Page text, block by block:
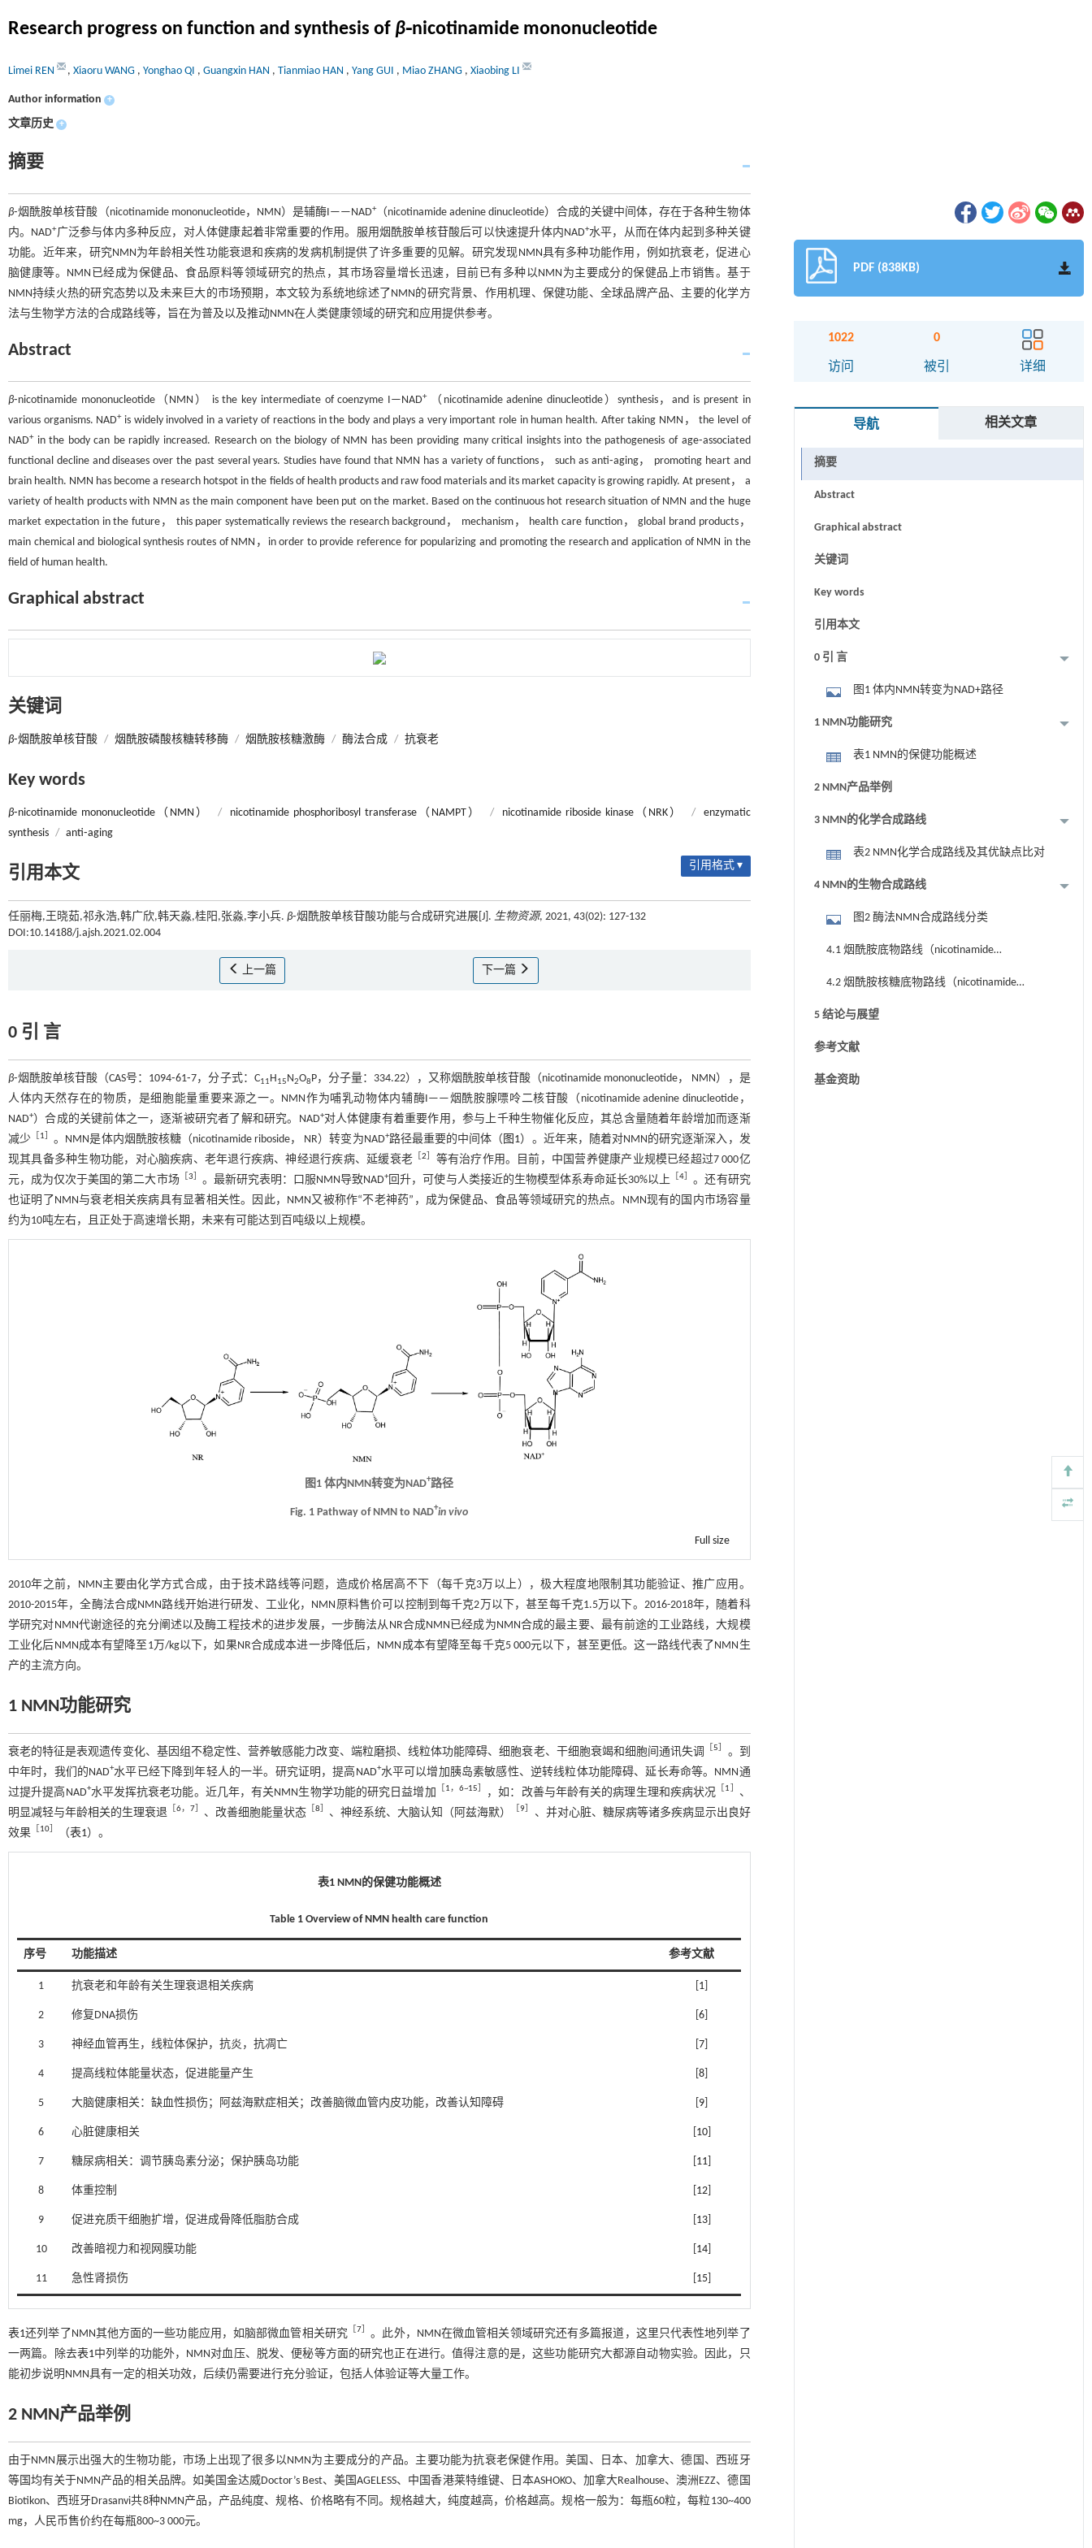
Research progress on function and synthesis of β⁃nicotinamide mononucleotide
Limei REN , Xiaoru WANG , Yonghao QI , Guangxin HAN , Tianmiao HAN , Yang GUI , Miao ZHANG , Xiaobing LI
Author information +
文章历史 +
摘要
β⁃烟酰胺单核苷酸（nicotinamide mononucleotide，NMN）是辅酶I——NAD+（nicotinamide adenine dinucleotide）合成的关键中间体，存在于各种生物体
内。NAD+广泛参与体内多种反应，对人体健康起着非常重要的作用。服用烟酰胺单核苷酸后可以快速提升体内NAD+水平，从而在体内起到多种关键
功能。近年来，研究NMN为年龄相关性功能衰退和疾病的发病机制提供了许多重要的见解。研究发现NMN具有多种功能作用，例如抗衰老，促进心
脑健康等。NMN已经成为保健品、食品原料等领域研究的热点，其市场容量增长迅速，目前已有多种以NMN为主要成分的保健品上市销售。基于
NMN持续火热的研究态势以及未来巨大的市场预期，本文较为系统地综述了NMN的研究背景、作用机理、保健功能、全球品牌产品、主要的化学方
法与生物学方法的合成路线等，旨在为普及以及推动NMN在人类健康领域的研究和应用提供参考。
Abstract
β⁃nicotinamide mononucleotide（NMN） is the key intermediate of coenzyme I—NAD+（nicotinamide adenine dinucleotide）synthesis，and is present in
various organisms. NAD+is widely involved in a variety of reactions in the body and plays a very important role in human health. After taking NMN， the level of
NAD+in the body can be rapidly increased. Research on the biology of NMN has been providing many critical insights into the pathogenesis of age⁃associated
functional decline and diseases over the past several years. Studies have found that NMN has a variety of functions， such as anti⁃aging， promoting heart and
brain health. NMN has become a research hotspot in the fields of health products and raw food materials and its market capacity is growing rapidly. At present， a
variety of health products with NMN as the main component have been put on the market. Based on the continuous hot research situation of NMN and the huge
market expectation in the future， this paper systematically reviews the research background， mechanism， health care function， global brand products，
main chemical and biological synthesis routes of NMN，in order to provide reference for popularizing and promoting the research and application of NMN in the
field of human health.
Graphical abstract
关键词
β⁃烟酰胺单核苷酸 / 烟酰胺磷酸核糖转移酶 / 烟酰胺核糖激酶 / 酶法合成 / 抗衰老
Key words
β⁃nicotinamide mononucleotide（NMN） / nicotinamide phosphoribosyl transferase（NAMPT） / nicotinamide riboside kinase（NRK） /
enzymatic
synthesis / anti⁃aging
引用本文 引用格式 ▾
任丽梅,王晓茹,祁永浩,韩广欣,韩天淼,桂阳,张淼,李小兵. β⁃烟酰胺单核苷酸功能与合成研究进展[J]. 生物资源, 2021, 43(02): 127-132
DOI:10.14188/j.ajsh.2021.02.004
上一篇 下一篇
0 引 言
β⁃烟酰胺单核苷酸（CAS号：1094⁃61⁃7，分子式：C11H15N2O8P，分子量：334.22），又称烟酰胺单核苷酸（nicotinamide mononucleotide， NMN），是
人体内天然存在的物质，是细胞能量重要来源之一。NMN作为哺乳动物体内辅酶I——烟酰胺腺嘌呤二核苷酸（nicotinamide adenine dinucleotide，
NAD+）合成的关键前体之一，逐渐被研究者了解和研究。NAD+对人体健康有着重要作用，参与上千种生物催化反应，其总含量随着年龄增加而逐渐
减少
1 。NMN是体内烟酰胺核糖（nicotinamide riboside， NR）转变为NAD+路径最重要的中间体（ 图1）。近年来，随着对NMN的研究逐渐深入，发
现其具备多种生物功能，对心脑疾病、老年退行疾病、神经退行疾病、延缓衰老［2
等有治疗作用。目前，中国营养健康产业规模已经超过7 000亿
元，成为仅次于美国的第二大市场［ 3 。最新研究表明：口服NMN导致NAD+回升，可使与人类接近的生物模型体系寿命延长30%以上 ［4
。还有研究
也证明了NMN与衰老相关疾病具有显著相关性。因此，NMN又被称作“不老神药”，成为保健品、食品等领域研究的热点。NMN现有的国内市场容量
约为10吨左右，且正处于高速增长期，未来有可能达到百吨级以上规模。
图1 体内NMN转变为NAD+路径
Fig. 1 Pathway of NMN to NAD+in vivo
Full size
2010年之前，NMN主要由化学方式合成，由于技术路线等问题，造成价格居高不下（每千克3万以上），极大程度地限制其功能验证、推广应用。
2010-2015年，全酶法合成NMN路线开始进行研发、工业化，NMN原料售价可以控制到每千克2万以下，甚至每千克1.5万以下。2016-2018年，随着科
学研究对NMN代谢途径的充分阐述以及酶工程技术的进步发展，一步酶法从NR合成NMN已经成为NMN合成的最主要、最有前途的工业路线，大规模
工业化后NMN成本有望降至1万/kg以下，如果NR合成成本进一步降低后，NMN成本有望降至每千克5 000元以下，甚至更低。这一路线代表了NMN生
产的主流方向。
1 NMN功能研究
衰老的特征是表观遗传变化、基因组不稳定性、营养敏感能力改变、端粒磨损、线粒体功能障碍、细胞衰老、干细胞衰竭和细胞间通讯失调 ［5］ 。到
中年时，我们的NAD+水平已经下降到年轻人的一半。研究证明，提高NAD+水平可以增加胰岛素敏感性、逆转线粒体功能障碍、延长寿命等。NMN通
过提升提高NAD+水平发挥抗衰老功能。近几年，有关NMN生物学功能的研究日益增加 ［1， 6~15］ ，如：改善与年龄有关的病理生理和疾病状况 ［1］
、
明显减轻与年龄相关的生理衰退
［6，7］ 、改善细胞能量状态 ［8］ 、神经系统、大脑认知（阿兹海默） ［9］
、并对心脏、糖尿病等诸多疾病显示出良好
效果 ［10］ （表1）。
表1 NMN的保健功能概述
Table 1 Overview of NMN health care function
序号 功能描述 参考文献
1 抗衰老和年龄有关生理衰退相关疾病 1
2 修复DNA损伤 6
3 神经血管再生，线粒体保护，抗炎，抗凋亡 7
4 提高线粒体能量状态，促进能量产生 8
5 大脑健康相关：缺血性损伤；阿兹海默症相关；改善脑微血管内皮功能，改善认知障碍 9
6 心脏健康相关 10]
7 糖尿病相关：调节胰岛素分泌；保护胰岛功能 11]
8 体重控制 12]
9 促进充质干细胞扩增，促进成骨降低脂肪合成 13]
10 改善暗视力和视网膜功能 14]
11 急性肾损伤 15]
表1还列举了NMN其他方面的一些功能应用，如脑部微血管相关研究 ［7］ 。此外，NMN在微血管相关领域研究还有多篇报道，这里只代表性地列举了
一两篇。除去表1中列举的功能外，NMN对血压、脱发、便秘等方面的研究也正在进行。值得注意的是，这些功能研究大都源自动物实验。因此，只
能初步说明NMN具有一定的相关功效，后续仍需要进行充分验证，包括人体验证等大量工作。
2 NMN产品举例
由于NMN展示出强大的生物功能，市场上出现了很多以NMN为主要成分的产品。主要功能为抗衰老保健作用。美国、日本、加拿大、德国、西班牙
等国均有关于NMN产品的相关品牌。如美国金达威Doctor’s Best、美国AGELESS、中国香港莱特维键、日本ASHOKO、加拿大Realhouse、澳洲EZZ、德国
Biotikon、西班牙Drasanvi共8种NMN产品，产品纯度、规格、价格略有不同。规格越大，纯度越高，价格越高。规格一般为：每瓶60粒，每粒130~400
mg，人民币售价约在每瓶800~3 000元。
PDF (838KB)
1022
访问
0
被引 详细
导航 相关文章
摘要
Abstract
Graphical abstract
关键词
Key words
引用本文
0 引 言
图1 体内NMN转变为NAD+路径
1 NMN功能研究
表1 NMN的保健功能概述
2 NMN产品举例
3 NMN的化学合成路线
表2 NMN化学合成路线及其优缺点比对
4 NMN的生物合成路线
图2 酶法NMN合成路线分类
4.1 烟酰胺底物路线（nicotinamide
phosphoribosyl transferase， NAMPT）
4.2 烟酰胺核糖底物路线（nicotinamide
riboside kinase， NRK）
5 结论与展望
参考文献
基金资助